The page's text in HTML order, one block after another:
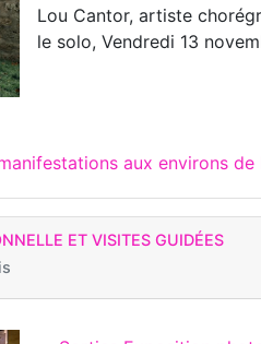
Lou Cantor, artiste
le solo, Vendredi 13
aux environs de
ET VISITES GUIDÉES